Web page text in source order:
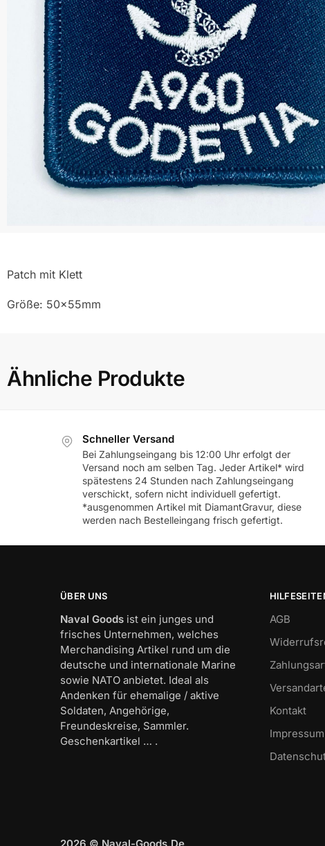
Patch mit Klett
Größe: 50x55mm
Ähnliche Produkte
Schneller Versand
Bei Zahlungseingang bis 12:00 Uhr erfolgt der
Versand noch am selben Tag. Jeder Artikel* wird
spätestens 24 Stunden nach Zahlungseingang
verschickt, sofern nicht individuell gefertigt.
*ausgenommen Artikel mit DiamantGravur, diese
werden nach Bestelleingang frisch gefertigt.
ÜBER UNS
Naval Goods ist ein junges und
frisches Unternehmen, welches
Merchandising Artikel rund um die
deutsche und internationale Marine
sowie NATO anbietet. Ideal als
Andenken für ehemalige / aktive
Soldaten, Angehörige,
Freundeskreise, Sammler.
Geschenkartikel … .
AGB
Kontakt
Impressum
2026 © Naval-Goods.De